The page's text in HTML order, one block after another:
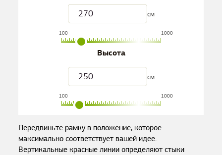
см
100 1000
Высота
см
100 1000
Передвиньте рамку в положение, которое
максимально соответствует вашей идее.
Вертикальные красные линии определяют стыки